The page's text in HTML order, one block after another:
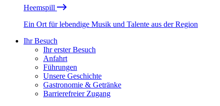
Heemspill
Ein Ort für lebendige Musik und Talente aus der Region
Ihr Besuch
Ihr erster Besuch
Anfahrt
Führungen
Unsere Geschichte
Gastronomie & Getränke
Barrierefreier Zugang